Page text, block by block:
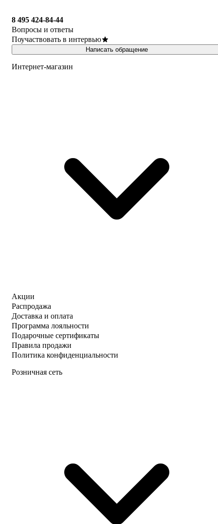
8 495 424-84-44
Вопросы и ответы
Поучаствовать в интервью
Написать обращение
Интернет-магазин
Акции
Распродажа
Доставка и оплата
Программа лояльности
Подарочные сертификаты
Правила продажи
Политика конфиденциальности
Розничная сеть